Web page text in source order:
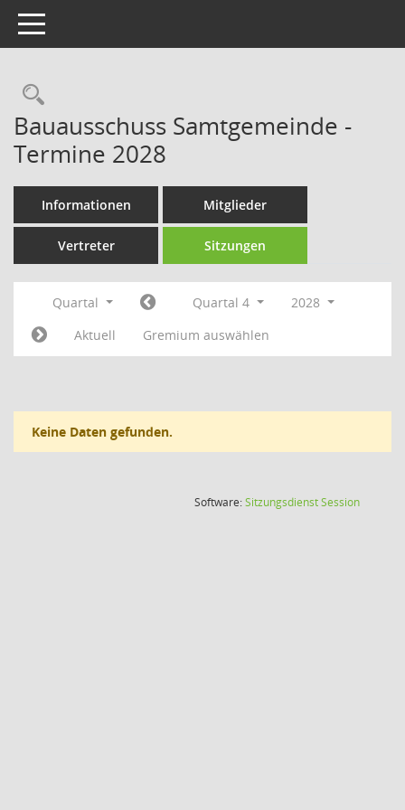
Toggle navigation
Rechercheauswahl
Bauausschuss Samtgemeinde -
Termine 2028
Informationen Mitglieder
Vertreter Sitzungen
Quartal Quartal 4
2028
Aktuell
Gremium auswählen
Keine Daten gefunden.
Software:SitzungsdienstSession(Wird in